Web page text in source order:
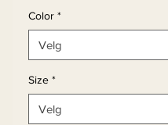
Color *
Size *